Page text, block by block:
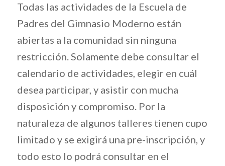
Todas las actividades de la Escuela de
Padres del Gimnasio Moderno están
abiertas a la comunidad sin ninguna
restricción. Solamente debe consultar el
calendario de actividades, elegir en cuál
desea participar, y asistir con mucha
disposición y compromiso. Por la
naturaleza de algunos talleres tienen cupo
limitado y se exigirá una pre-inscripción, y
todo esto lo podrá consultar en el